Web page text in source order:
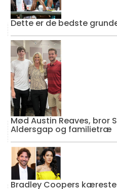
Dette er de bedste
Mød Austin Reaves, bror
Aldersgap og familietræ
Bradley Coopers